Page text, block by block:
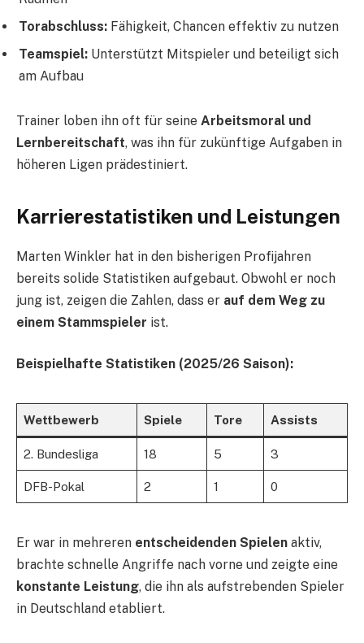
Torabschluss: Fähigkeit, Chancen effektiv zu nutzen
Teamspiel: Unterstützt Mitspieler und beteiligt sich
am Aufbau
Trainer loben ihn oft für seine Arbeitsmoral und
Lernbereitschaft, was ihn für zukünftige Aufgaben in
höheren Ligen prädestiniert.
Karrierestatistiken und Leistungen
Marten Winkler hat in den bisherigen Profijahren
bereits solide Statistiken aufgebaut. Obwohl er noch
jung ist, zeigen die Zahlen, dass er auf dem Weg zu
einem Stammspieler ist.
Beispielhafte Statistiken (2025/26 Saison):
Wettbewerb Spiele Tore Assists
2. Bundesliga 18 5 3
DFB-Pokal 2 1 0
Er war in mehreren entscheidenden Spielen aktiv,
brachte schnelle Angriffe nach vorne und zeigte eine
konstante Leistung, die ihn als aufstrebenden Spieler
in Deutschland etabliert.